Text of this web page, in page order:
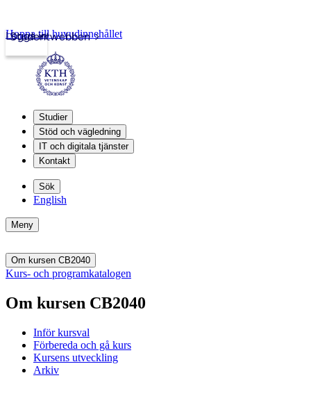
Studentwebben
Logga in
Hoppa till huvudinnehållet
Studier
Stöd och vägledning
IT och digitala tjänster
Kontakt
Sök
English
Meny
Om kursen CB2040
Kurs- och programkatalogen
Om kursen CB2040
Inför kursval
Förbereda och gå kurs
Kursens utveckling
Arkiv